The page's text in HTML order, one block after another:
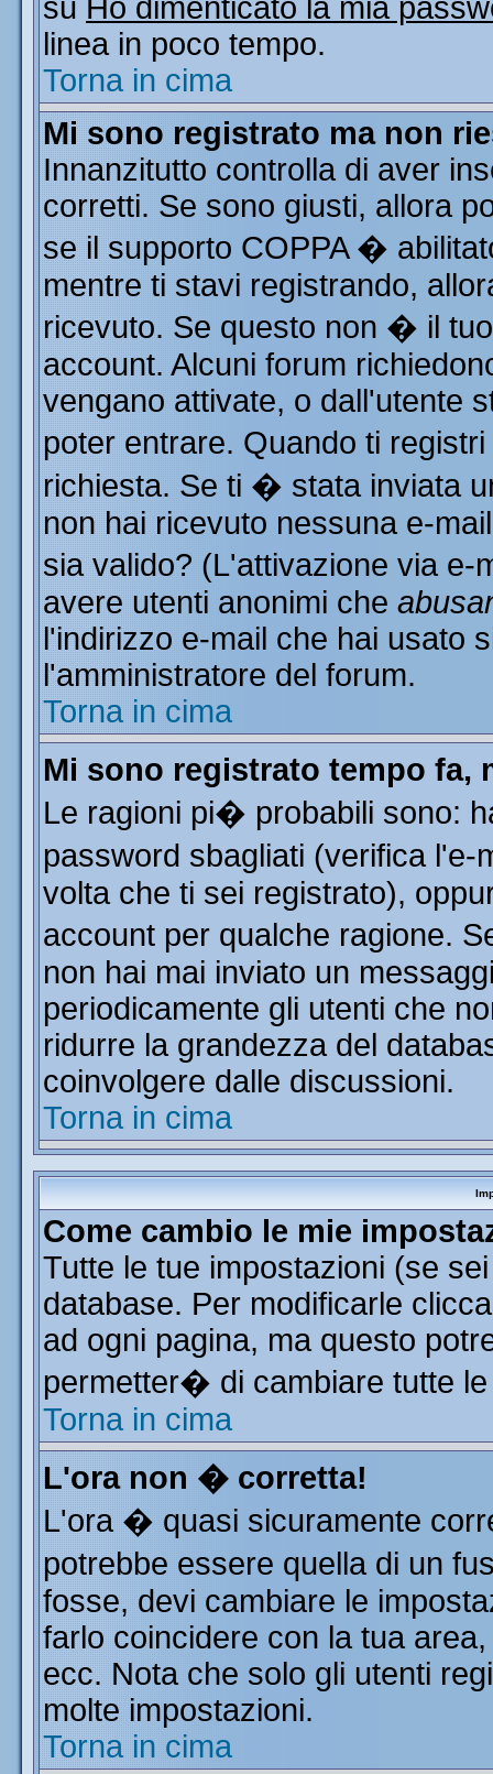
su Ho dimenticato la mia
linea in poco tempo.
Torna in cima
Mi sono registrato ma non
Innanzitutto controlla di aver
corretti. Se sono giusti, allora
se il supporto COPPA �
mentre ti stavi registrando,
ricevuto. Se questo non � il
account. Alcuni forum
vengano attivate, o dall'utente
poter entrare. Quando ti
richiesta. Se ti � stata inviata
non hai ricevuto nessuna e-
sia valido? (L'attivazione via
avere utenti anonimi che
l'indirizzo e-mail che hai usato
l'amministratore del forum.
Torna in cima
Mi sono registrato tempo
Le ragioni pi� probabili sono:
password sbagliati (verifica
volta che ti sei registrato),
account per qualche ragione.
non hai mai inviato un
periodicamente gli utenti che
ridurre la grandezza del
coinvolgere dalle discussioni.
Torna in cima
Come cambio le mie
Tutte le tue impostazioni (se
database. Per modificarle
ad ogni pagina, ma questo
permetter� di cambiare tutte
Torna in cima
L'ora non � corretta!
L'ora � quasi sicuramente
potrebbe essere quella di un
fosse, devi cambiare le
farlo coincidere con la tua
ecc. Nota che solo gli utenti
molte impostazioni.
Torna in cima